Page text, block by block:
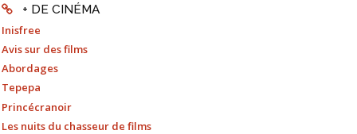
+ DE CINÉMA
Inisfree
Avis sur des films
Abordages
Tepepa
Princécranoir
Les nuits du chasseur de films